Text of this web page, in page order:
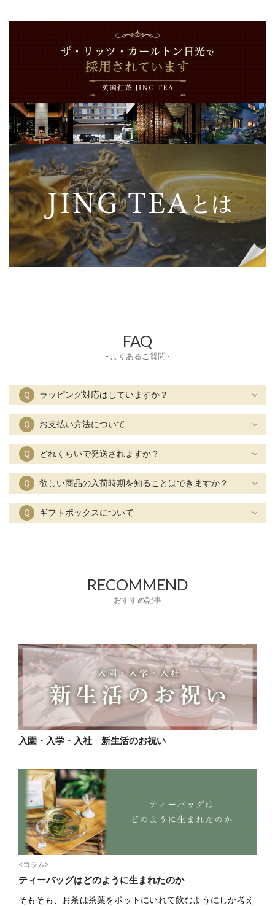
FAQ
- よくあるご質問 -
Ｑ ラッピング対応はしていますか？
Ｑ お支払い方法について
Ｑ どれくらいで発送されますか？
Ｑ 欲しい商品の入荷時期を知ることはできますか？
Ｑ ギフトボックスについて
RECOMMEND
- おすすめ記事 -
入園・入学・入社 新生活のお祝い
<コラム>
ティーバッグはどのように生まれたのか
そもそも、お茶は茶葉をポットにいれて飲むようにしか考え